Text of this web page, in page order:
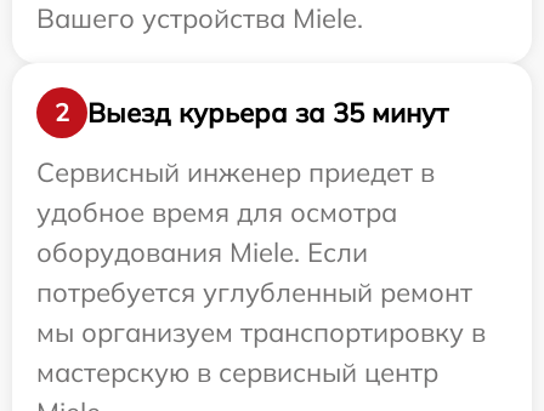
Вашего устройства Miele.
2
Выезд курьера за 35 минут
Сервисный инженер приедет в
удобное время для осмотра
оборудования Miele. Если
потребуется углубленный ремонт
мы организуем транспортировку в
мастерскую в сервисный центр